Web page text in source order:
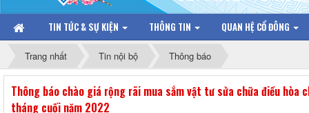
TIN TỨC & SỰ KIỆN THÔNG TIN QUAN HỆ CỔ ĐÔNG
Trang nhất Tin nội bộ Thông báo
Thông báo chào giá rộng rãi mua sắm vật tư sửa chữa điều
tháng cuối năm 2022